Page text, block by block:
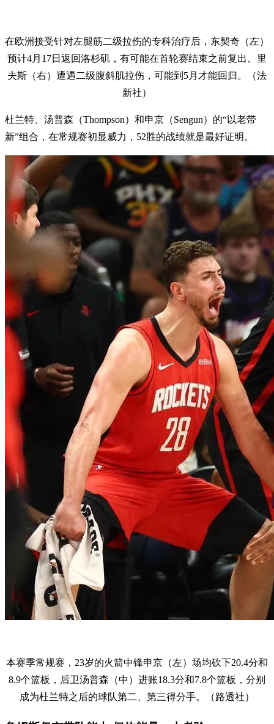
在欧洲接受针对左腿筋二级拉伤的专科治疗后，东契奇（左）
预计4月17日返回洛杉矶，有可能在首轮赛结束之前复出。里
夫斯（右）遭遇二级腹斜肌拉伤，可能到5月才能回归。（法
新社）
杜兰特、汤普森（Thompson）和申京（Sengun）的“以老带
新”组合，在常规赛初显威力，52胜的战绩就是最好证明。
本赛季常规赛，23岁的火箭中锋申京（左）场均砍下20.4分和
8.9个篮板，后卫汤普森（中）进账18.3分和7.8个篮板，分别
成为杜兰特之后的球队第二、第三得分手。（路透社）